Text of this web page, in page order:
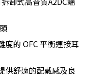
度的 OFC 平衡連接耳
供舒適的配戴感及良